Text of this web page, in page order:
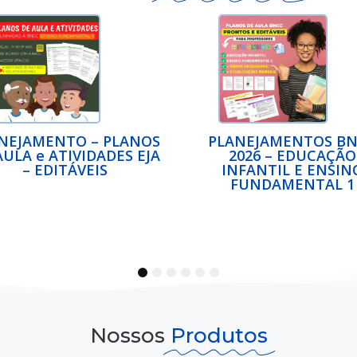
BNCC
2026 – EDUCAÇÃO
INFANTIL E ENSINO
Lembrancinha Dia dos
— Um presente cheio
amor e
4
Nossos Produtos